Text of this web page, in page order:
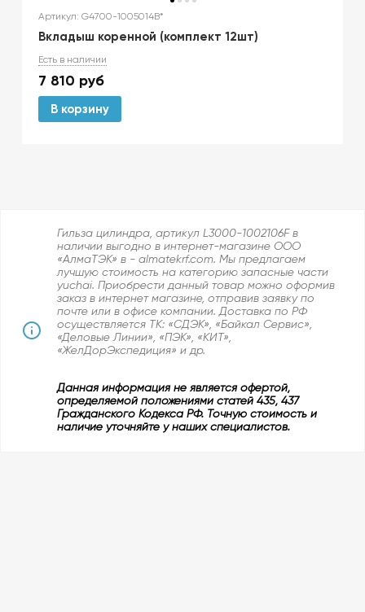
Артикул: G4700-1005014B*
Вкладыш коренной (комплект 12шт)
Есть в наличии
7 810 руб
В корзину
Гильза цилиндра, артикул L3000-1002106F в
наличии выгодно в интернет-магазине ООО
«АлмаТЭК» в - almatekrf.com. Мы предлагаем
лучшую стоимость на категорию запасные части
yuchai. Приобрести данный товар можно оформив
заказ в интернет магазине, отправив заявку по
почте или в офисе компании. Доставка по РФ
осуществляется ТК: «СДЭК», «Байкал Сервис»,
«Деловые Линии», «ПЭК», «КИТ»,
«ЖелДорЭкспедиция» и др.